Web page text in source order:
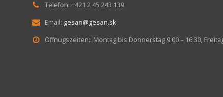
Telefon: +421 2 45 243 139
Email: gesan@gesan.sk
Öffnugszeiten:: Montag bis Donnerstag 9:00 – 16:30,